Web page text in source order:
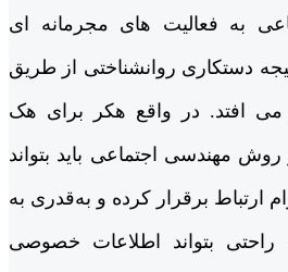
به فعالیت های مجرمانه ای
دستکاری روانشناختی از طریق
می افتد. در واقع هکر برای هک
روش مهندسی اجتماعی باید بتواند
ارتباط برقرار کرده و به‌قدری به
بتواند اطلاعات خصوصی